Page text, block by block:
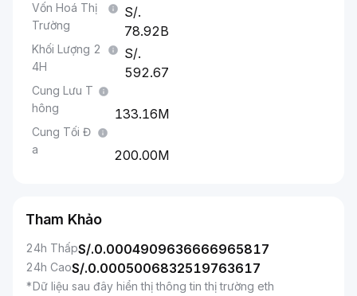
Vốn Hoá Thị
Trường
78.92B
Khối Lượng 2
4H
592.67
Cung Lưu T
hông
133.16M
Cung Tối Đ
a
200.00M
Tham Khảo
24h ThấpS/.0.0004909636666965817
24h CaoS/.0.0005006832519763617
*Dữ liệu sau đây hiển thị thông tin thị trường eth